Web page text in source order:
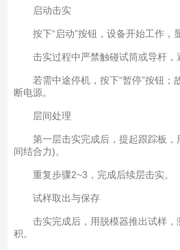
启动击实
按下“启动”按钮，设备开始工作，
击实过程中严禁触碰试筒或导杆，
若需中途停机，按下“暂停”按钮；
断电源。
层间处理
第一层击实完成后，提起跟踪板，
间结合力)。
重复步骤2~3，完成后续层击实。
试样取出与保存
击实完成后，用脱模器推出试样，
积。